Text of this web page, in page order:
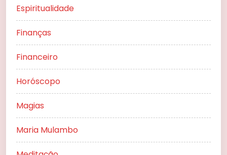
Espiritualidade
Finanças
Financeiro
Horóscopo
Magias
Maria Mulambo